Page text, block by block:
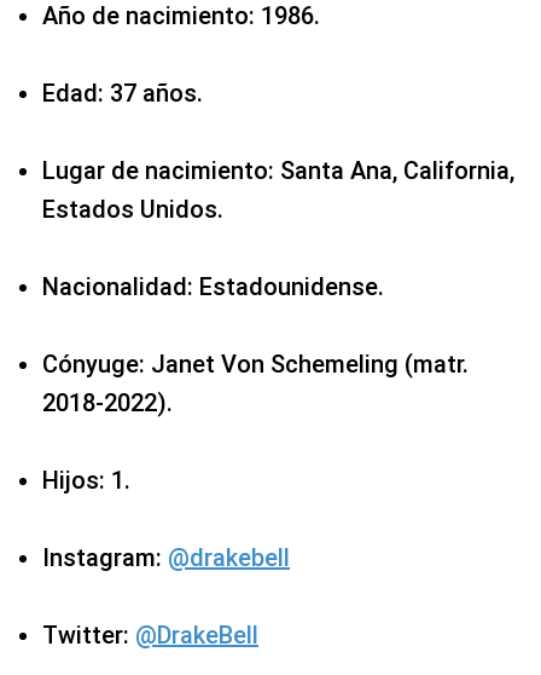
Año de nacimiento: 1986.
Edad: 37 años.
Lugar de nacimiento: Santa Ana, California,
Estados Unidos.
Nacionalidad: Estadounidense.
Cónyuge: Janet Von Schemeling (matr.
2018-2022).
Hijos: 1.
Instagram: @drakebell
Twitter: @DrakeBell